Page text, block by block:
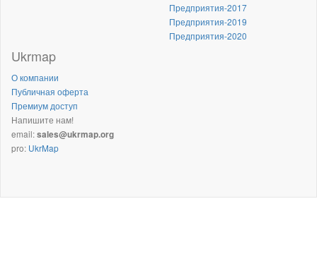
Предприятия-2017
Предприятия-2019
Предприятия-2020
Ukrmap
О компании
Публичная оферта
Премиум доступ
Напишите нам!
email:sales@ukrmap.org
pro: UkrMap